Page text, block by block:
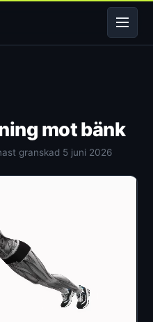
mot bänk
granskad 5 juni 2026